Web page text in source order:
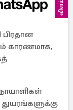
காரணமாக,